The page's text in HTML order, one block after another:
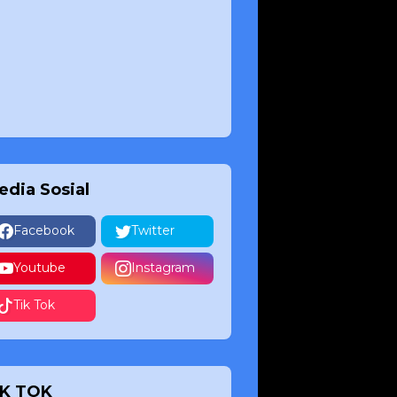
Sosial
Facebook Twitter
Youtube Instagram
Tik Tok
TOK